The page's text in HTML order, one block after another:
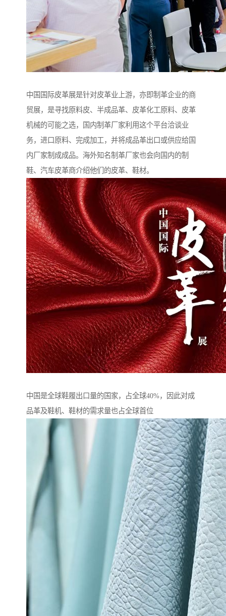
中国国际皮革展是针对皮革业上游，亦即制革企业的商
贸展，是寻找原料皮、半成品革、皮革化工原料、皮革
机械的可能之选，国内制革厂家利用这个平台洽谈业
务，进口原料、完成加工，并将成品革出口或供应给国
内厂家制成成品。海外知名制革厂家也会向国内的制
鞋、汽车皮革商介绍他们的皮革、鞋材。
中国是全球鞋履出口量的国家，占全球40%，因此对成
品革及鞋机、鞋材的需求量也占全球首位